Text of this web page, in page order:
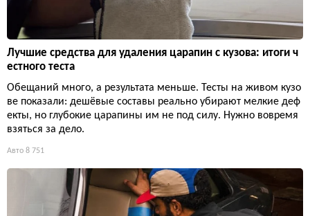
Лучшие средства для удаления царапин с кузова: итоги ч
естного теста
Обещаний много, а результата меньше. Тесты на живом кузо
ве показали: дешёвые составы реально убирают мелкие деф
екты, но глубокие царапины им не под силу. Нужно вовремя
взяться за дело.
Авто 8 751